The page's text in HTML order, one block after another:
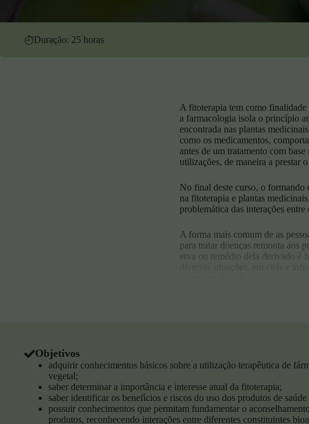
Duração: 25 horas
A fitoterapia tem como finalidade
a farmacologia isola o princípio
encontrada nas plantas
como os medicamentos,
antes de um tratamento com
utilizações, de maneira a prestar
No final deste curso, o formando
na fitoterapia e plantas
problemática das interações
A forma mais comum de as
para tratar doenças remonta aos
erva ou remédio dela derivado é
O uso crescente das plantas
possa colher os seus benefícios
em lojas de especialidade. Isso
base no enquadramento científico.
Objetivos
adquirir conhecimentos básicos sobre a utilização terapêutica de
vegetal;
saber determinar a importância e interesse atual da fitoterapia;
saber identificar os benefícios e riscos do uso dos produtos de saúde
possuir conhecimentos que permitam fundamentar o
produtos, reconhecendo interações entre diferentes constituintes